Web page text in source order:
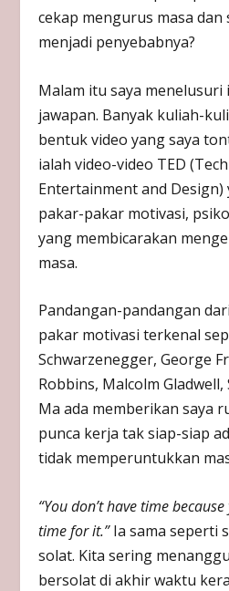
cekap mengurus masa
menjadi penyebabnya?
Malam itu saya
jawapan. Banyak kuliah-
bentuk video yang saya
ialah video-video TED
Entertainment and
pakar-pakar motivasi,
yang membicarakan
masa.
Pandangan-pandangan
pakar motivasi terkenal
Schwarzenegger, George
Robbins, Malcolm Gladwell,
Ma ada memberikan saya
punca kerja tak siap-siap
tidak memperuntukkan
“You don’t have time
time for it.”Ia sama seperti
solat. Kita sering
bersolat di akhir waktu